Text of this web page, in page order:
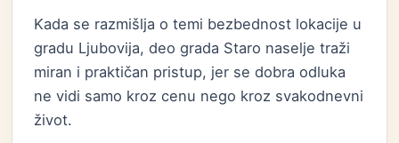
Kada se razmišlja o temi bezbednost lokacije u
gradu Ljubovija, deo grada Staro naselje traži
miran i praktičan pristup, jer se dobra odluka
ne vidi samo kroz cenu nego kroz svakodnevni
život.